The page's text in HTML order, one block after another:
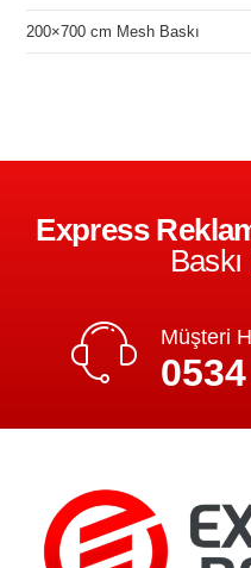
200×700 cm Mesh Baskı
Express
Müşteri